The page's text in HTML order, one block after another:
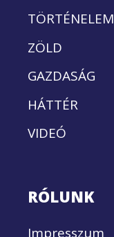
TÖRTÉNELEM
ZÖLD
GAZDASÁG
HÁTTÉR
VIDEÓ
RÓLUNK
Impresszum